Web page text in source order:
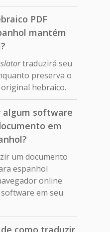
PDF
mantém
traduzirá seu
preserva o
hebraico.
algum software
em
um documento
espanhol
online
em seu
como traduzir